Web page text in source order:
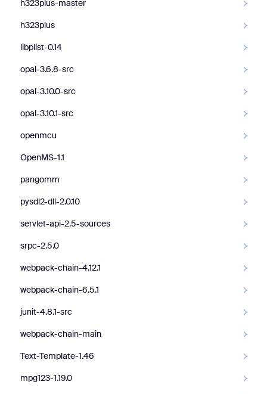
h323plus-master
h323plus
libplist-0.14
opal-3.6.8-src
opal-3.10.0-src
opal-3.10.1-src
openmcu
OpenMS-1.1
pangomm
pysdl2-dll-2.0.10
servlet-api-2.5-sources
srpc-2.5.0
webpack-chain-4.12.1
webpack-chain-6.5.1
junit-4.8.1-src
webpack-chain-main
Text-Template-1.46
mpg123-1.19.0